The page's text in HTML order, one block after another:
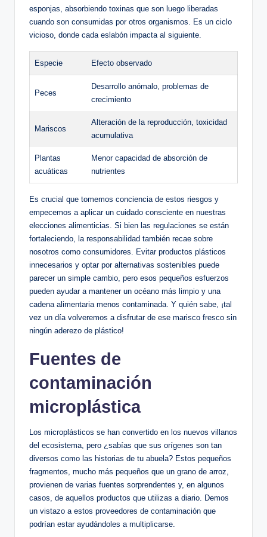
esponjas, absorbiendo toxinas que son luego liberadas
cuando son consumidas por otros organismos. Es un ciclo
vicioso, donde cada eslabón impacta al siguiente.
Especie Efecto observado
Peces
Desarrollo anómalo, problemas de
crecimiento
Mariscos
Alteración de la reproducción, toxicidad
acumulativa
Plantas
acuáticas
Menor capacidad de absorción de
nutrientes
Es crucial que tomemos conciencia de estos riesgos y
empecemos a aplicar un cuidado consciente en nuestras
elecciones alimenticias. Si bien las regulaciones se están
fortaleciendo, la responsabilidad también recae sobre
nosotros como consumidores. Evitar productos plásticos
innecesarios y optar por alternativas sostenibles puede
parecer un simple cambio, pero esos pequeños esfuerzos
pueden ayudar a mantener un océano más limpio y una
cadena alimentaria menos contaminada. Y quién sabe, ¡tal
vez un día volveremos a disfrutar de ese marisco fresco sin
ningún aderezo de plástico!
Fuentes de
contaminación
microplástica
Los microplásticos se han convertido en los nuevos villanos
del ecosistema, pero ¿sabías que sus orígenes son tan
diversos como las historias de tu abuela? Estos pequeños
fragmentos, mucho más pequeños que un grano de arroz,
provienen de varias fuentes sorprendentes y, en algunos
casos, de aquellos productos que utilizas a diario. Demos
un vistazo a estos proveedores de contaminación que
podrían estar ayudándoles a multiplicarse.